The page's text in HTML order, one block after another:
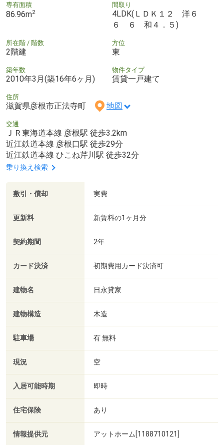
専有面積
86.96m2
間取り
4LDK(ＬＤＫ１２ 洋６
６ ６ 和４．５)
所在階 / 階数
2階建
方位
東
築年数
2010年3月(築16年6ヶ月)
物件タイプ
賃貸一戸建て
住所
滋賀県彦根市正法寺町 地図
交通
ＪＲ東海道本線 彦根駅 徒歩3.2km
近江鉄道本線 彦根口駅 徒歩29分
近江鉄道本線 ひこね芹川駅 徒歩32分
乗り換え検索
敷引・償却 実費
更新料 新賃料の1ヶ月分
契約期間 2年
カード決済 初期費用カード決済可
建物名 日永貸家
建物構造 木造
駐車場 有 無料
現況 空
入居可能時期 即時
住宅保険 あり
情報提供元 アットホーム[1188710121]